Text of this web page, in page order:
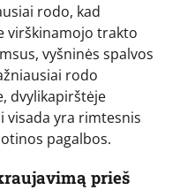
rodo, kad
virškinamojo trakto
vyšninės spalvos
rodo
dvylikapirštėje
visada yra rimtesnis
pagalbos.
prieš